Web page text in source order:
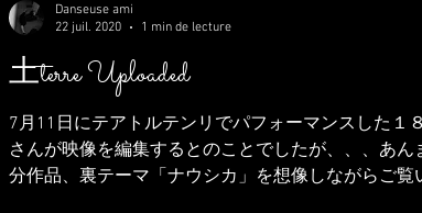
土terre Uploaded
7月11日にテアトルテンリでパフォーマンスした１
さんが映像を編集するとのことでしたが、、、あ
分作品、裏テーマ「ナウシカ」を想像しながらご覧
Danseuse ami
22 juil. 2020
1 min de lecture